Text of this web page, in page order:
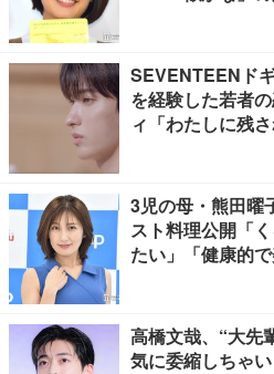
SEVENTEENド
を経験した若者
ィ「わたしに残
3児の母・熊田曜
スト料理公開「
たい」「健康的
高橋文哉、“大先
気に委縮しちゃ